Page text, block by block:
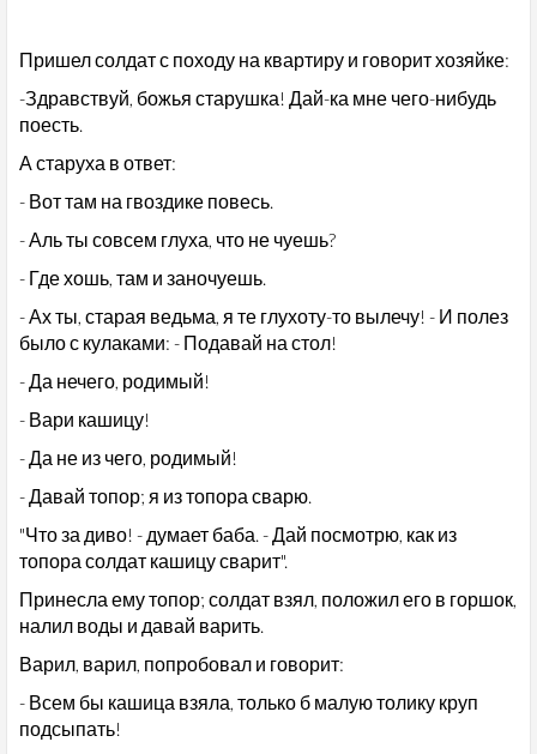
Пришел солдат с походу на квартиру и говорит хозяйке:
-Здравствуй, божья старушка! Дай-ка мне чего-нибудь
поесть.
А старуха в ответ:
- Вот там на гвоздике повесь.
- Аль ты совсем глуха, что не чуешь?
- Где хошь, там и заночуешь.
- Ах ты, старая ведьма, я те глухоту-то вылечу! - И полез
было с кулаками: - Подавай на стол!
- Да нечего, родимый!
- Вари кашицу!
- Да не из чего, родимый!
- Давай топор; я из топора сварю.
"Что за диво! - думает баба. - Дай посмотрю, как из
топора солдат кашицу сварит".
Принесла ему топор; солдат взял, положил его в горшок,
налил воды и давай варить.
Варил, варил, попробовал и говорит:
- Всем бы кашица взяла, только б малую толику круп
подсыпать!